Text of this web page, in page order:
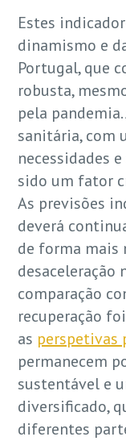
Estes
dinamismo e
Portugal, que
robusta,
pela
sanitária, com
necessidades
sido um fator
As previsões
deverá
de forma mais
desaceleração
comparação
recuperação
as perspetivas
permanecem
sustentável e
diversificado,
diferentes